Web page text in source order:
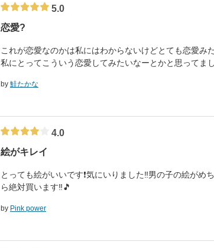
5.0
恋愛?
これが恋愛なのかは私にはわからないけどとても恋愛み
私にとってこういう恋愛してみたいなーとかと思ってま
by 鮭たかな
4.0
絵がキレイ
とっても絵がいいです❗気にいりました‼️男の子の絵が
ら絶対買います‼️🎵
by Pink power